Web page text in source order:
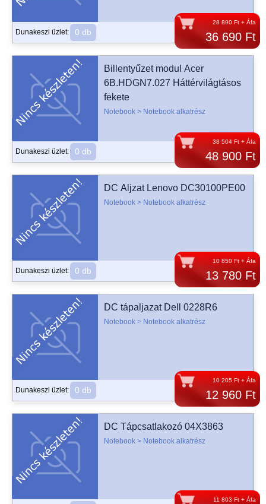
28 890 Ft + Áfa
36 690 Ft
Dunakeszi üzlet: 0 db
38 504 Ft + Áfa
48 900 Ft
Billentyűzet modul Acer
6B.HDGN7.027 Háttérvilágtásos
fekete
Notebook > Notebook alkatrész
Dunakeszi üzlet: 0 db
10 850 Ft + Áfa
13 780 Ft
DC Aljzat Lenovo DC30100PE00
Notebook > Notebook alkatrész
Dunakeszi üzlet: 0 db
10 205 Ft + Áfa
12 960 Ft
DC tápaljazat Dell 0228R6
Notebook > Notebook alkatrész
Dunakeszi üzlet: 0 db
11 803 Ft + Áfa
DC Tápcsatlakozó 04X3863
Notebook > Notebook alkatrész